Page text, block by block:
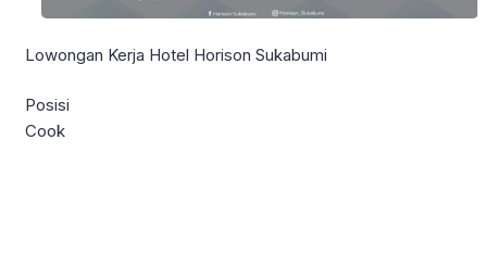
Lowongan Kerja Hotel Horison Sukabumi
Posisi
Cook